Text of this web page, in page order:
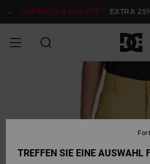
Produktinformation
DOPPELTER RABATT*: EXTRA 25%
SALE
SALE
SCHUHE
SCHUHE
SKATE
SNOW
MÄNNER
FRAUEN
Auf meine
Versand
TREFFEN SIE EINE AUSWAHL